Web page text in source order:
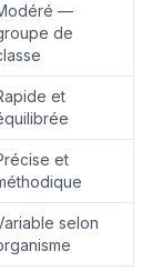
—
de
et
et
selon